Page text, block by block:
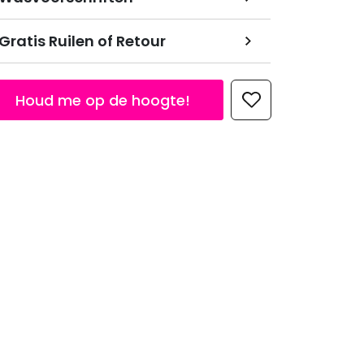
Ruilen of Retour
Houd me op de hoogte!